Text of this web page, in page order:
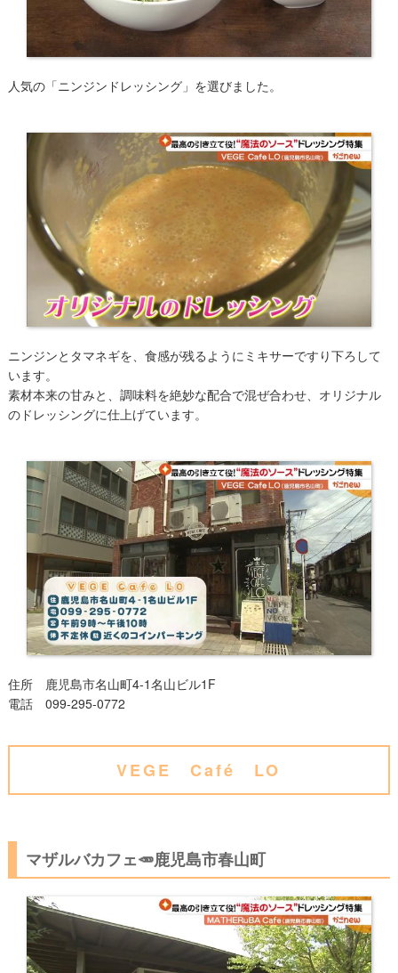
人気の「ニンジンドレッシング」を選びました。
ニンジンとタマネギを、食感が残るようにミキサーですり下ろして
います。
素材本来の甘みと、調味料を絶妙な配合で混ぜ合わせ、オリジナル
のドレッシングに仕上げています。
住所 鹿児島市名山町4-1名山ビル1F
電話 099-295-0772
VEGE Café LO
マザルバカフェ🥕鹿児島市春山町